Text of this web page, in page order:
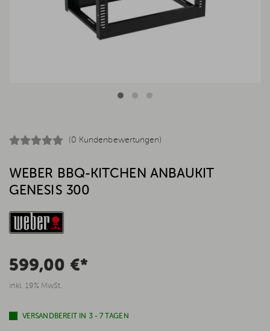
(0 Kundenbewertungen)
WEBER BBQ-KITCHEN ANBAUKIT
GENESIS 300
599,00 €*
inkl. 19% MwSt.
VERSANDBEREIT IN 3 - 7 TAGEN